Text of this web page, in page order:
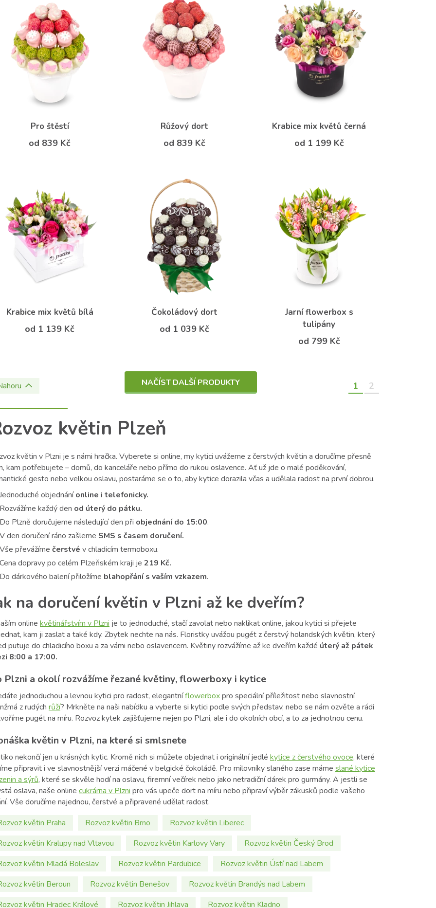
Pro štěstí
od 839 Kč
Růžový dort
od 839 Kč
Krabice mix květů černá
od 1 199 Kč
Krabice mix květů bílá
od 1 139 Kč
Čokoládový dort
od 1 039 Kč
Jarní flowerbox s
tulipány
od 799 Kč
NAČÍST DALŠÍ PRODUKTY 1 2
květin Plzeň
květin v Plzni je s námi hračka. Vyberete si online, my kytici uvážeme z čerstvých květin a doručíme přesně
kam potřebujete – domů, do kanceláře nebo přímo do rukou oslavence. Ať už jde o malé poděkování,
gesto nebo velkou oslavu, postaráme se o to, aby kytice dorazila včas a udělala radost na první dobrou.
Jednoduché objednáníonline i telefonicky.
Rozvážíme každý den od úterý do pátku.
Do Plzně doručujeme následující den při objednání do 15:00.
V den doručení ráno zašleme SMS s časem doručení.
Vše převážíme čerstvé v chladicím termoboxu.
Cena dopravy po celém Plzeňském kraji je 219 Kč.
Do dárkového balení přiložíme blahopřání s vaším vzkazem.
na doručení květin v Plzni až ke dveřím?
online květinářstvím v Plzni je to jednoduché, stačí zavolat nebo naklikat online, jakou kytici si přejete
kam ji zaslat a také kdy. Zbytek nechte na nás. Floristky uvážou pugét z čerstvý holandských květin, který
putuje do chladicího boxu a za vámi nebo oslavencem. Květiny rozvážíme až ke dveřím každé úterý až pátek
8:00 a 17:00.
Plzni a okolí rozvážíme řezané květiny, flowerboxy i kytice
jednoduchou a levnou kytici pro radost, elegantníflowerboxpro speciální příležitost nebo slavnostní
z rudých růží? Mrkněte na naši nabídku a vyberte si kytici podle svých představ, nebo se nám ozvěte a rádi
pugét na míru. Rozvoz kytek zajišťujeme nejen po Plzni, ale i do okolních obcí, a to za jednotnou cenu.
květin v Plzni, na které si smlsnete
nekončí jen u krásných kytic. Kromě nich si můžete objednat i originální jedlé kytice z čerstvého ovoce, které
připravit i ve slavnostnější verzi máčené v belgické čokoládě. Pro milovníky slaného zase máme slané kytice
a sýrů, které se skvěle hodí na oslavu, firemní večírek nebo jako netradiční dárek pro gurmány. A jestli se
oslava, naše online cukrárna v Plznipro vás upeče dort na míru nebo připraví výběr zákusků podle vašeho
Vše doručíme najednou, čerstvé a připravené udělat radost.
květin Praha
Rozvoz květin Brno
Rozvoz květin Liberec
květin Kralupy nad Vltavou
Rozvoz květin Karlovy Vary
Rozvoz květin Český Brod
květin Mladá Boleslav
Rozvoz květin Pardubice
Rozvoz květin Ústí nad Labem
květin Beroun
Rozvoz květin Benešov
Rozvoz květin Brandýs nad Labem
květin Hradec Králové
Rozvoz květin Jihlava Rozvoz květin Kladno